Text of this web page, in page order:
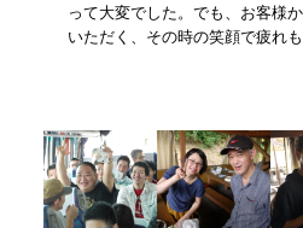
って大変でした。でも、お客様
いただく、その時の笑顔で疲れ